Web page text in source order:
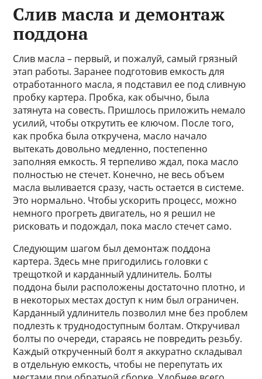
Слив масла и демонтаж
поддона
Слив масла – первый, и пожалуй, самый грязный
этап работы. Заранее подготовив емкость для
отработанного масла, я подставил ее под сливную
пробку картера. Пробка, как обычно, была
затянута на совесть. Пришлось приложить немало
усилий, чтобы открутить ее ключом. После того,
как пробка была откручена, масло начало
вытекать довольно медленно, постепенно
заполняя емкость. Я терпеливо ждал, пока масло
полностью не стечет. Конечно, не весь объем
масла выливается сразу, часть остается в системе.
Это нормально. Чтобы ускорить процесс, можно
немного прогреть двигатель, но я решил не
рисковать и подождал, пока масло стечет само.
Следующим шагом был демонтаж поддона
картера. Здесь мне пригодились головки с
трещоткой и карданный удлинитель. Болты
поддона были расположены достаточно плотно, и
в некоторых местах доступ к ним был ограничен.
Карданный удлинитель позволил мне без проблем
подлезть к труднодоступным болтам. Откручивал
болты по очереди, стараясь не повредить резьбу.
Каждый открученный болт я аккуратно складывал
в отдельную емкость, чтобы не перепутать их